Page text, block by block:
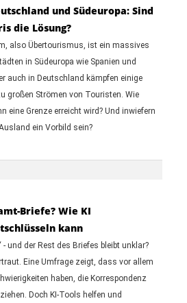
und Südeuropa: Sind
die Lösung?
also Übertourismus, ist ein massives
in Südeuropa wie Spanien und
auch in Deutschland kämpfen einige
großen Strömen von Touristen. Wie
eine Grenze erreicht wird? Und inwiefern
ein Vorbild sein?
Briefe? Wie KI
kann
- und der Rest des Briefes bleibt unklar?
Eine Umfrage zeigt, dass vor allem
haben, die Korrespondenz
Doch KI-Tools helfen und